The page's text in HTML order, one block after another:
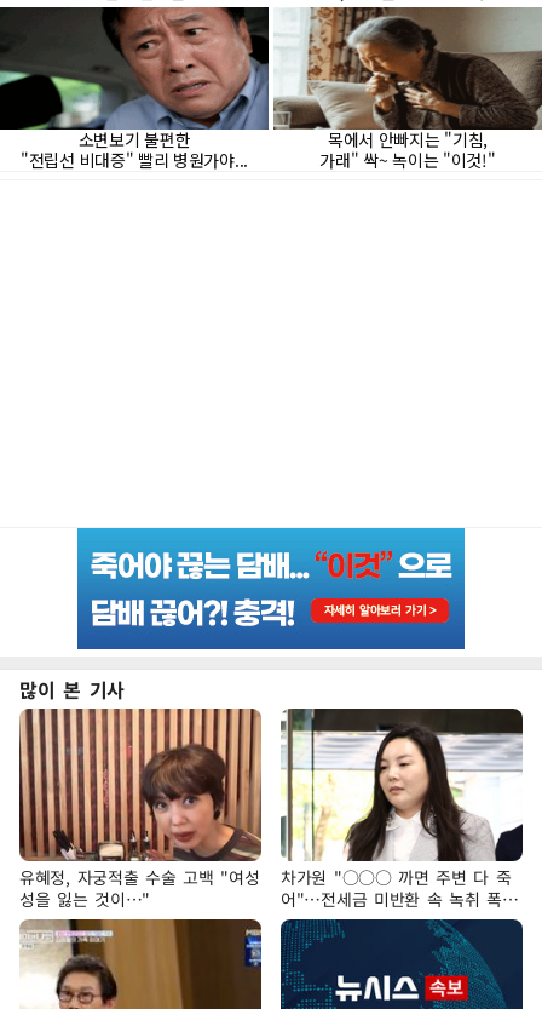
많이 본 기사
유혜정, 자궁적출 수술 고백 "여성
성을 잃는 것이…"
차가원 "○○○ 까면 주변 다 죽
어"…전세금 미반환 속 녹취 폭로
파장